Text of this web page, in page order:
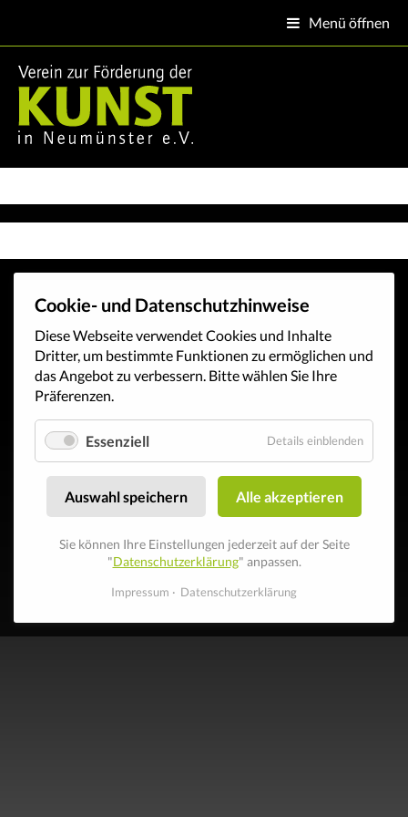
 Menü öffnen
Cookie- und Datenschutzhinweise
Diese Webseite verwendet Cookies und Inhalte
Dritter, um bestimmte Funktionen zu ermöglichen und
das Angebot zu verbessern. Bitte wählen Sie Ihre
Präferenzen.
Essenziell Details einblenden
Auswahl speichern Alle akzeptieren
Sie können Ihre Einstellungen jederzeit auf der Seite
"Datenschutzerklärung" anpassen.
Impressum Datenschutzerklärung